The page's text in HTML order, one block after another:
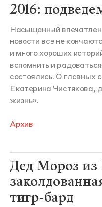
2016:
Насыщенный
новости все не
и много хороших
вспомнить и
состоялись. О главных
Екатерина Чистякова,
жизнь».
Архив
Дед Мороз из
тигр-бард